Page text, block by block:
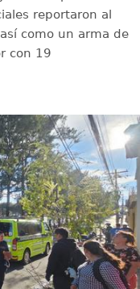
reportaron al
como un arma de
con 19